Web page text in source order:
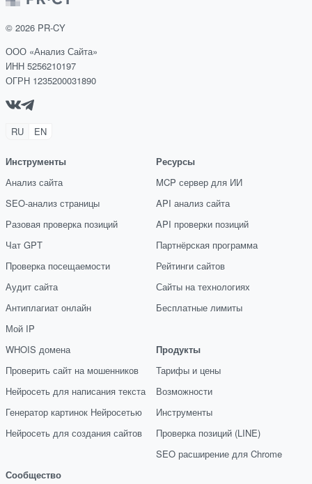
© 2026 PR-CY
ООО «Анализ Сайта»
ИНН 5256210197
ОГРН 1235200031890
RU EN
Инструменты
Анализ сайта
SEO-анализ страницы
Разовая проверка позиций
Чат GPT
Проверка посещаемости
Аудит сайта
Антиплагиат онлайн
Мой IP
WHOIS домена
Проверить сайт на мошенников
Нейросеть для написания текста
Генератор картинок Нейросетью
Нейросеть для создания сайтов
Сообщество
Ресурсы
MCP сервер для ИИ
API анализ сайта
API проверки позиций
Партнёрская программа
Рейтинги сайтов
Сайты на технологиях
Бесплатные лимиты
Продукты
Тарифы и цены
Возможности
Инструменты
Проверка позиций (LINE)
SEO расширение для Chrome